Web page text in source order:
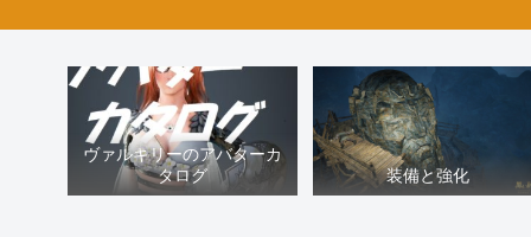
ヴァルキリーのアバターカ
タログ
装備と強化